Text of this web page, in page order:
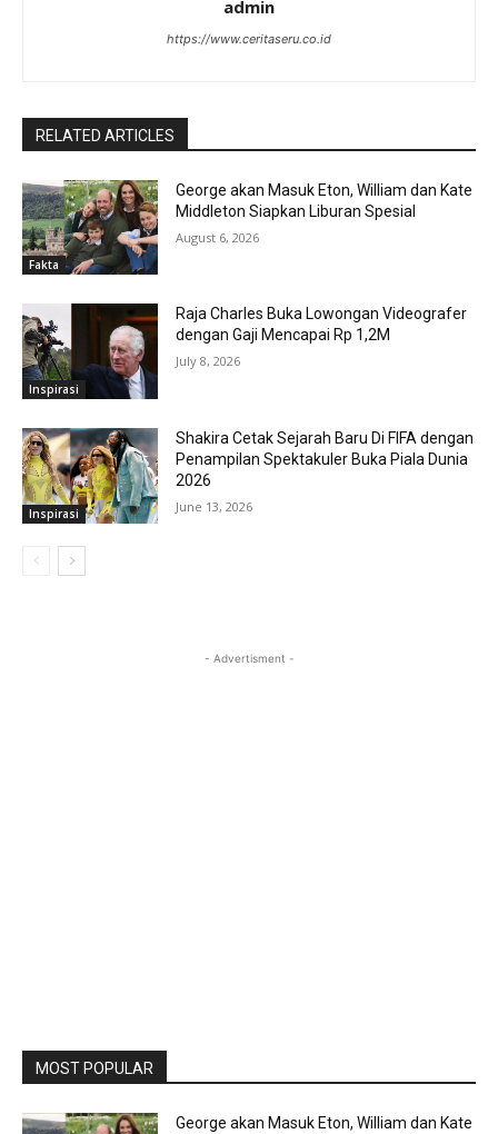
admin
https://www.ceritaseru.co.id
RELATED ARTICLES
Fakta
George akan Masuk Eton, William dan Kate
Middleton Siapkan Liburan Spesial
August 6, 2026
Inspirasi
Raja Charles Buka Lowongan Videografer
dengan Gaji Mencapai Rp 1,2M
July 8, 2026
Inspirasi
Shakira Cetak Sejarah Baru Di FIFA dengan
Penampilan Spektakuler Buka Piala Dunia
2026
June 13, 2026
- Advertisment -
MOST POPULAR
George akan Masuk Eton, William dan Kate